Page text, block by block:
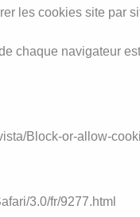
les cookies site par
chaque navigateur
Block-or-allow-
3.0/fr/9277.html